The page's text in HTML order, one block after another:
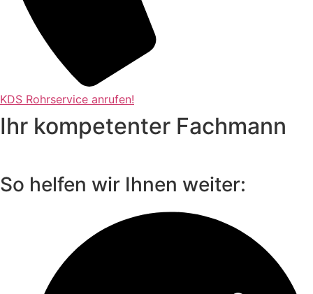
KDS Rohrservice anrufen!
Ihr kompetenter Fachmann
So helfen wir Ihnen weiter: